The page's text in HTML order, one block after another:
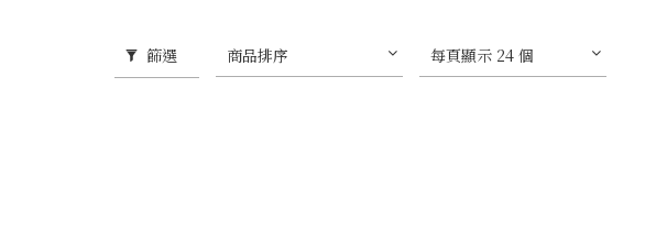
篩選 商品排序 每頁顯示 24 個